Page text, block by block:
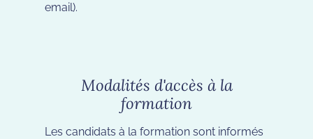
email).
Modalités d'accès à la
formation
Les candidats à la formation sont informés